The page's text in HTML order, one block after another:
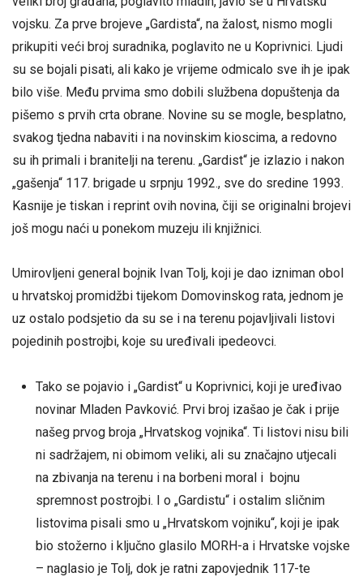
vojsku. Za prve brojeve „Gardista“, na žalost, nismo mogli
prikupiti veći broj suradnika, poglavito ne u Koprivnici. Ljudi
su se bojali pisati, ali kako je vrijeme odmicalo sve ih je ipak
bilo više. Među prvima smo dobili službena dopuštenja da
pišemo s prvih crta obrane. Novine su se mogle, besplatno,
svakog tjedna nabaviti i na novinskim kioscima, a redovno
su ih primali i branitelji na terenu. „Gardist“ je izlazio i nakon
„gašenja“ 117. brigade u srpnju 1992., sve do sredine 1993.
Kasnije je tiskan i reprint ovih novina, čiji se originalni brojevi
još mogu naći u ponekom muzeju ili knjižnici.
Umirovljeni general bojnik Ivan Tolj, koji je dao izniman obol
u hrvatskoj promidžbi tijekom Domovinskog rata, jednom je
uz ostalo podsjetio da su se i na terenu pojavljivali listovi
pojedinih postrojbi, koje su uređivali ipedeovci.
Tako se pojavio i „Gardist“ u Koprivnici, koji je uređivao
novinar Mladen Pavković. Prvi broj izašao je čak i prije
našeg prvog broja „Hrvatskog vojnika“. Ti listovi nisu bili
ni sadržajem, ni obimom veliki, ali su značajno utjecali
na zbivanja na terenu i na borbeni moral i bojnu
spremnost postrojbi. I o „Gardistu“ i ostalim sličnim
listovima pisali smo u „Hrvatskom vojniku“, koji je ipak
bio stožerno i ključno glasilo MORH-a i Hrvatske vojske
– naglasio je Tolj, dok je ratni zapovjednik 117-te